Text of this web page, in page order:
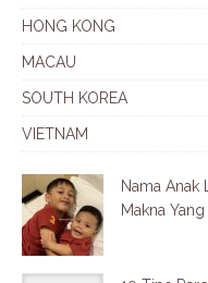
HONG KONG
MACAU
SOUTH KOREA
VIETNAM
Nama Anak
Makna